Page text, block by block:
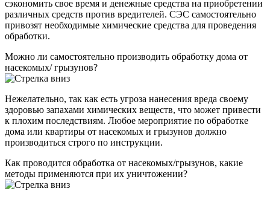
сэкономить свое время и денежные средства на приобретении
различных средств против вредителей. СЭС самостоятельно
привозят необходимые химические средства для проведения
обработки.
Можно ли самостоятельно производить обработку дома от
насекомых/ грызунов?
Нежелательно, так как есть угроза нанесения вреда своему
здоровью запахами химических веществ, что может привести
к плохим последствиям. Любое мероприятие по обработке
дома или квартиры от насекомых и грызунов должно
производиться строго по инструкции.
Как проводится обработка от насекомых/грызунов, какие
методы применяются при их уничтожении?